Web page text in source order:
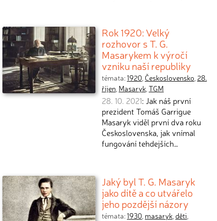
Rok 1920: Velký
rozhovor s T. G.
Masarykem k výročí
vzniku naší republiky
témata:1920,Československo, 28.
říjen, Masaryk,TGM
28. 10. 2021: Jak náš první
prezident Tomáš Garrigue
Masaryk viděl první dva roku
Československa, jak vnímal
fungování tehdejších…
Jaký byl T. G. Masaryk
jako dítě a co utvářelo
jeho pozdější názory
témata:1930, masaryk,děti,